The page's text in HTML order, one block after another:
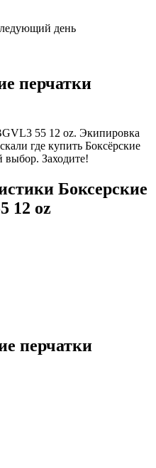
день
перчатки
55 12 oz. Экипировка
где купить Боксёрские
Заходите!
Боксерские
12 oz
перчатки